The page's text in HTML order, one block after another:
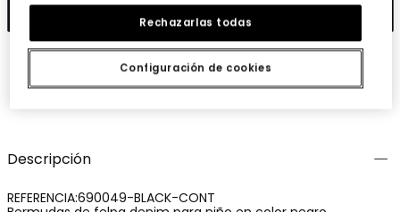
Añadir
Descripción
REFERENCIA:690049-BLACK-CONT
Configuración de cookies
Rechazarlas todas